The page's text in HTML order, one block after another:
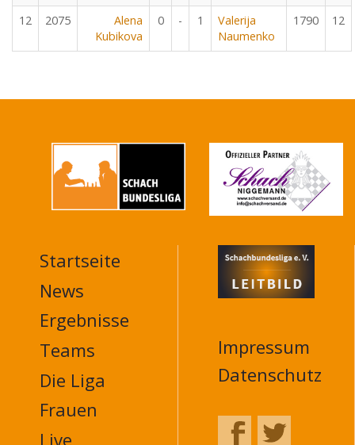
12 2075
Alena
Kubikova
0 - 1
Valerija
Naumenko
1790 12
MAIN
NAVIGATION
FOOTER
Startseite
News
Ergebnisse
Teams
Die Liga
Frauen
Live
Impressum
Datenschutz